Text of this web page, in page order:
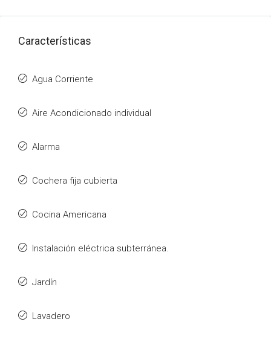
Características
Agua Corriente
Aire Acondicionado individual
Alarma
Cochera fija cubierta
Cocina Americana
Instalación eléctrica subterránea.
Jardín
Lavadero